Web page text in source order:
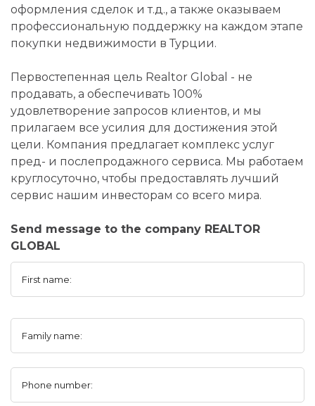
оформления сделок и т.д., а также оказываем
профессиональную поддержку на каждом этапе
покупки недвижимости в Турции.
Первостепенная цель Realtor Global - не
продавать, а обеспечивать 100%
удовлетворение запросов клиентов, и мы
прилагаем все усилия для достижения этой
цели. Компания предлагает комплекс услуг
пред- и послепродажного сервиса. Мы работаем
круглосуточно, чтобы предоставлять лучший
сервис нашим инвесторам со всего мира.
Send message to the company REALTOR
GLOBAL
First name:
Family name:
Phone number: